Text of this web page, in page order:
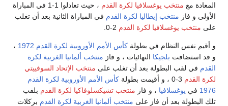
القدم
، حيث تعادلوا 1-1 في المباراة
في المباراة الثانية بعد أن تغلب
الأمم الأوروبية لكرة القدم 1972
،
و فاز منتخب ألمانيا الغربية لكرة
علىمنتخب الإتحاد السوفييتي
كأس الأمم الأوروبية لكرة القدم
تشيكسلوفاكيا لكرة القدم بلقب
ألمانيا الغربية لكرة القدمبركلات